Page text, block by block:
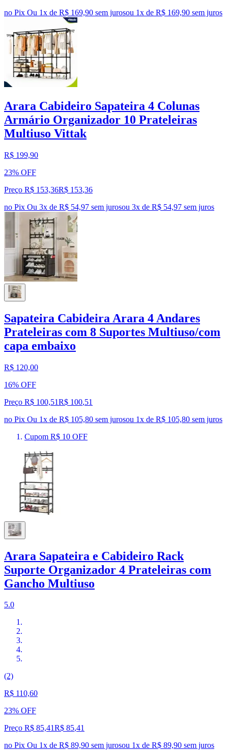
no Pix Ou 1x de R$ 169,90 sem jurosou 1x de R$ 169,90 sem juros
Arara Cabideiro Sapateira 4 Colunas
Armário Organizador 10 Prateleiras
Multiuso Vittak
R$ 199,90
23% OFF
Preço R$ 153,36R$ 153,36
no Pix Ou 3x de R$ 54,97 sem jurosou 3x de R$ 54,97 sem juros
Sapateira Cabideira Arara 4 Andares
Prateleiras com 8 Suportes Multiuso/com
capa embaixo
R$ 120,00
16% OFF
Preço R$ 100,51R$ 100,51
no Pix Ou 1x de R$ 105,80 sem jurosou 1x de R$ 105,80 sem juros
Cupom R$ 10 OFF
Arara Sapateira e Cabideiro Rack
Suporte Organizador 4 Prateleiras com
Gancho Multiuso
5.0
(2)
R$ 110,60
23% OFF
Preço R$ 85,41R$ 85,41
no Pix Ou 1x de R$ 89,90 sem jurosou 1x de R$ 89,90 sem juros